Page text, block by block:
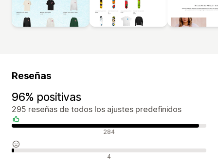
Reseñas
96% positivas
295 reseñas de todos los ajustes predefinidos
Reseñas positivas 284
Reseñas neutras 4